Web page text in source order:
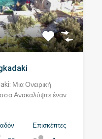
Μια Ονειρική
Ανακαλύψτε έναν
Επισκέπτες